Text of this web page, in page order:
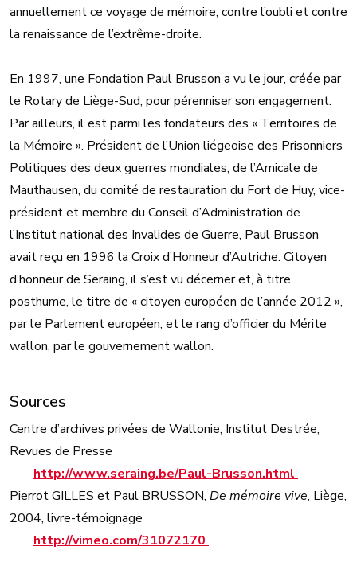
annuellement ce voyage de mémoire, contre l’oubli et contre
la renaissance de l’extrême-droite.
En 1997, une Fondation Paul Brusson a vu le jour, créée par
le Rotary de Liège-Sud, pour pérenniser son engagement.
Par ailleurs, il est parmi les fondateurs des « Territoires de
la Mémoire ». Président de l’Union liégeoise des Prisonniers
Politiques des deux guerres mondiales, de l’Amicale de
Mauthausen, du comité de restauration du Fort de Huy, vice-
président et membre du Conseil d’Administration de
l’Institut national des Invalides de Guerre, Paul Brusson
avait reçu en 1996 la Croix d’Honneur d’Autriche. Citoyen
d’honneur de Seraing, il s’est vu décerner et, à titre
posthume, le titre de « citoyen européen de l’année 2012 »,
par le Parlement européen, et le rang d’officier du Mérite
wallon, par le gouvernement wallon.
Sources
Centre d’archives privées de Wallonie, Institut Destrée,
Revues de Presse
http://www.seraing.be/Paul-Brusson.html
Pierrot GILLES et Paul BRUSSON, De mémoire vive, Liège,
2004, livre-témoignage
http://vimeo.com/31072170